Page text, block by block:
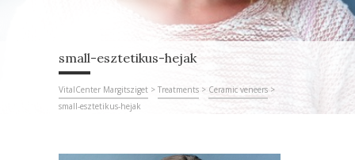
small-esztetikus-hejak
VitalCenter Margitsziget > Treatments > Ceramic veneers >
small-esztetikus-hejak